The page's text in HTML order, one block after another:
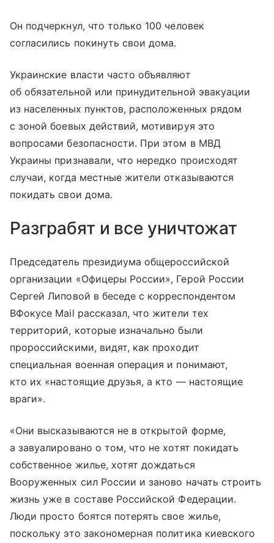
Он подчеркнул, что только 100 человек
согласились покинуть свои дома.
Украинские власти часто объявляют
об обязательной или принудительной эвакуации
из населенных пунктов, расположенных рядом
с зоной боевых действий, мотивируя это
вопросами безопасности. При этом в МВД
Украины признавали, что нередко происходят
случаи, когда местные жители отказываются
покидать свои дома.
Разграбят и все уничтожат
Председатель президиума общероссийской
организации «Офицеры России», Герой России
Сергей Липовой в беседе с корреспондентом
ВФокусе Mail рассказал, что жители тех
территорий, которые изначально были
пророссийскими, видят, как проходит
специальная военная операция и понимают,
кто их «настоящие друзья, а кто — настоящие
враги».
«Они высказываются не в открытой форме,
а завуалировано о том, что не хотят покидать
собственное жилье, хотят дождаться
Вооруженных сил России и заново начать строить
жизнь уже в составе Российской Федерации.
Люди просто боятся потерять свое жилье,
поскольку это закономерная политика киевского